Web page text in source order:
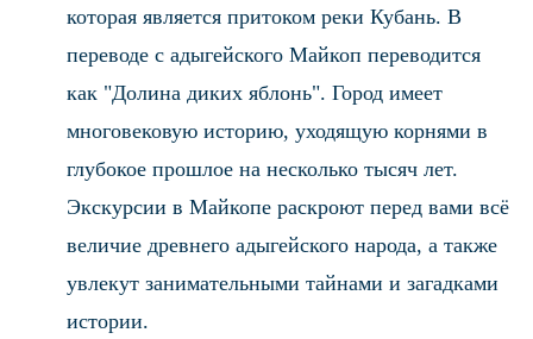
которая является притоком реки Кубань. В
переводе с адыгейского Майкоп переводится
как "Долина диких яблонь". Город имеет
многовековую историю, уходящую корнями в
глубокое прошлое на несколько тысяч лет.
Экскурсии в Майкопе раскроют перед вами всё
величие древнего адыгейского народа, а также
увлекут занимательными тайнами и загадками
истории.